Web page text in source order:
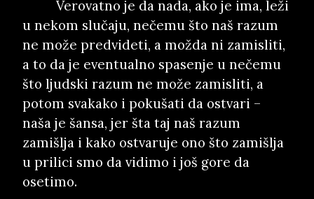
Verovatno je da nada, ako je ima, leži
u nekom slučaju, nečemu što naš razum
ne može predvideti, a možda ni zamisliti,
a to da je eventualno spasenje u nečemu
što ljudski razum ne može zamisliti, a
potom svakako i pokušati da ostvari –
naša je šansa, jer šta taj naš razum
zamišlja i kako ostvaruje ono što zamišlja
u prilici smo da vidimo i još gore da
osetimo.